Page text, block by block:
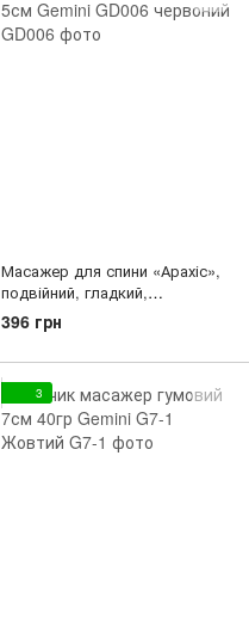
Масажер для спини «Арахіс»,
подвійний, гладкий,
силіконовий 14х6, 5см Gemini
GD006 червоний
396 грн
3